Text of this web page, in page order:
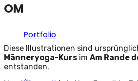
Portfolio
OM
Diese Illustrationen sind
Männeryoga-Kurs im Am Rande
entstanden.